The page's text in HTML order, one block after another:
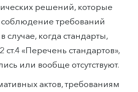
решений, которые
требований
случае, когда стандарты,
ст.4 «Перечень стандартов»,
или вообще отсутствуют.
актов, требованиям